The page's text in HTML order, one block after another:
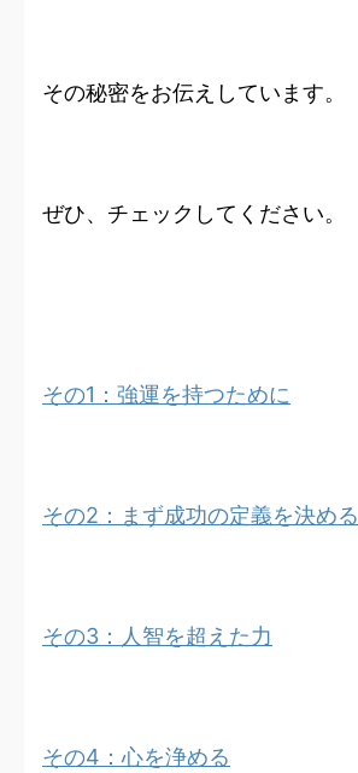
その秘密をお伝えしています。
ぜひ、チェックしてください。
その1：強運を持つために
その2：まず成功の定義を決める
その3：人智を超えた力
その4：心を浄める